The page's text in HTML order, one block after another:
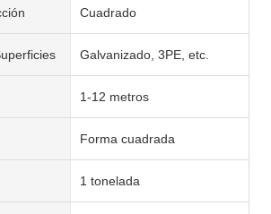
Cuadrado
Galvanizado, 3PE, etc.
1-12 metros
Forma cuadrada
1 tonelada